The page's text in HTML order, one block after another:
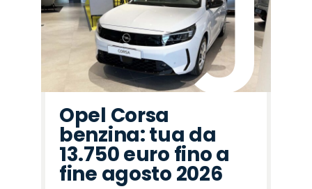
Rover
Romeo
Opel Corsa
benzina: tua da
13.750 euro fino a
fine agosto 2026